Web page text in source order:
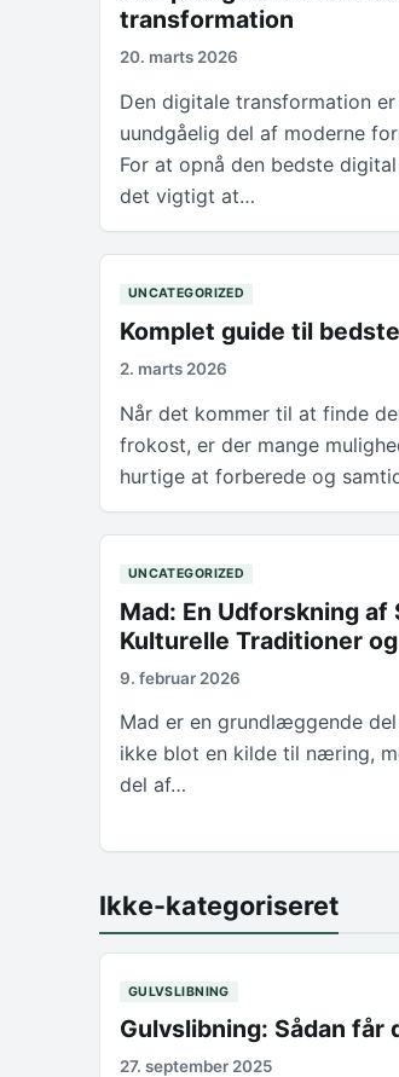
transformation
20. marts 2026
Den digitale transformation
uundgåelig del af moderne
For at opnå den bedste
det vigtigt at…
UNCATEGORIZED
Komplet guide til
2. marts 2026
Når det kommer til at finde
frokost, er der mange
hurtige at forberede og
UNCATEGORIZED
Mad: En Udforskning af
Kulturelle Traditioner
9. februar 2026
Mad er en grundlæggende
ikke blot en kilde til næring,
del af…
Ikke-kategoriseret
GULVSLIBNING
Gulvslibning: Sådan
27. september 2025